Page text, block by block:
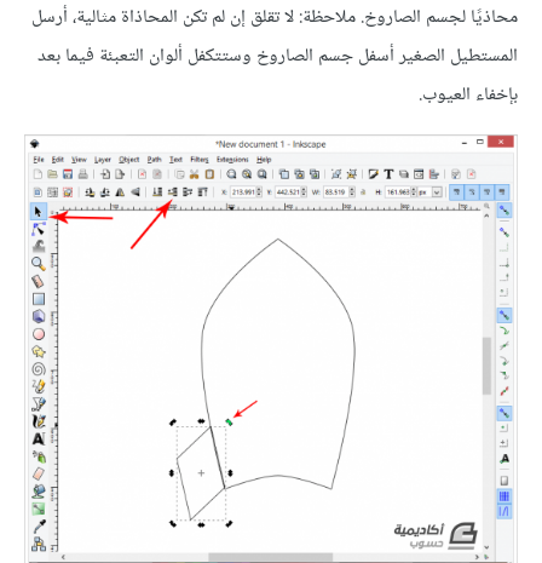
محاذيًا لجسم الصاروخ. ملاحظة: لا تقلق إن لم تكن المحاذاة مثالية، أرسل
المستطيل الصغير أسفل جسم الصاروخ وستتكفل ألوان التعبئة فيما بعد
بإخفاء العيوب.